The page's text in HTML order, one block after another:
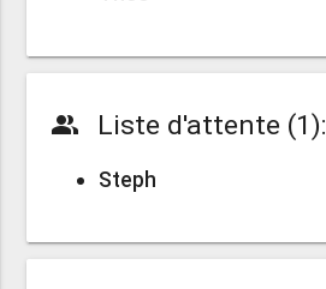
people_alt Liste d'attente (1):
Steph